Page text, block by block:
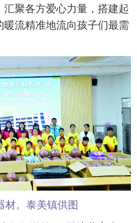
聚各方爱心力量，搭建起
流精准地流向孩子们最需
材。泰美镇供图